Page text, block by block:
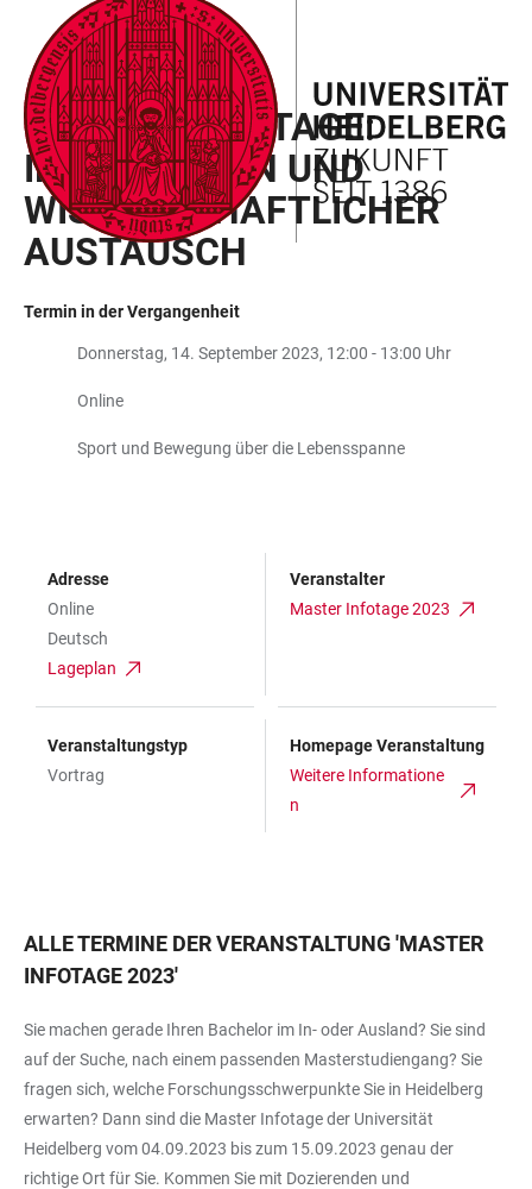
LINKS
ZUR
BARRIEREFREIHEIT
ZUM
HAUPTINHALT
HAUPTNAVIGATION
ÖFFNEN
WEBSEITENSUCHE
ÖFFNEN
MASTER INFOTAGE:
INFORMATION UND
WISSENSCHAFTLICHER
AUSTAUSCH
Termin in der Vergangenheit
Donnerstag, 14. September 2023, 12:00 - 13:00 Uhr
Online
Sport und Bewegung über die Lebensspanne
Adresse
Online
Deutsch
Lageplan
Veranstalter
Master Infotage 2023
Veranstaltungstyp
Vortrag
Homepage Veranstaltung
Weitere Informatione
n
ALLE TERMINE DER VERANSTALTUNG'MASTER
INFOTAGE 2023'
Sie machen gerade Ihren Bachelor im In- oder Ausland? Sie sind
auf der Suche, nach einem passenden Masterstudiengang? Sie
fragen sich, welche Forschungsschwerpunkte Sie in Heidelberg
erwarten? Dann sind die Master Infotage der Universität
Heidelberg vom 04.09.2023 bis zum 15.09.2023 genau der
richtige Ort für Sie. Kommen Sie mit Dozierenden und